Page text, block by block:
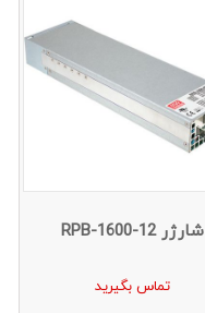
شارژر RPB-1600-12
تماس بگیرید